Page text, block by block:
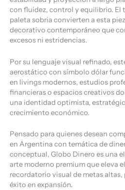
con fluidez, control y equilibrio. El
paleta sobria convierten a esta
decorativo contemporáneo que
excesos ni estridencias.
Por su lenguaje visual refinado,
aerostático con símbolo dólar
en livings modernos, estudios
financieras o espacios creativos
una identidad optimista,
crecimiento económico.
Pensado para quienes desean
en Argentina con temática de
conceptual, Globo Dinero es una
arte moderno premium que eleva
recordatorio visual de metas
éxito en expansión.